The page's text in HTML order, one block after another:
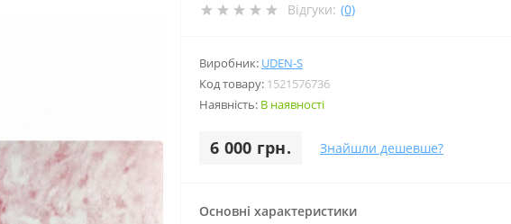
Відгуки: (0)
Виробник: UDEN-S
Код товару: 1521576736
Наявність: В наявності
6 000 грн. Знайшли дешевше?
Основні характеристики